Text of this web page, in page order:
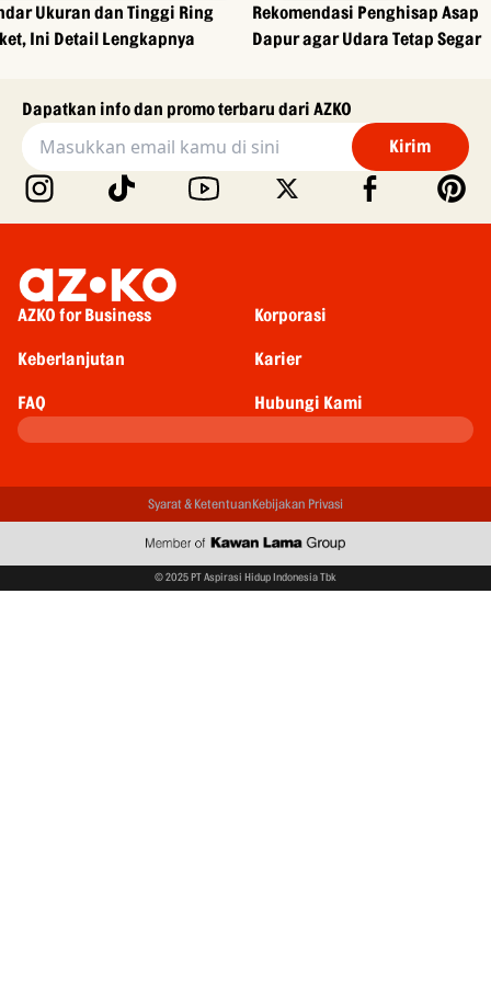
Ukuran dan Tinggi Ring
Ini Detail Lengkapnya
Rekomendasi Penghisap Asap
Dapur agar Udara Tetap Segar
Dapatkan info dan promo terbaru dari AZKO
Kirim
AZKO for Business Korporasi
Keberlanjutan Karier
FAQ Hubungi Kami
Syarat & KetentuanKebijakan Privasi
© 2025 PT Aspirasi Hidup Indonesia Tbk